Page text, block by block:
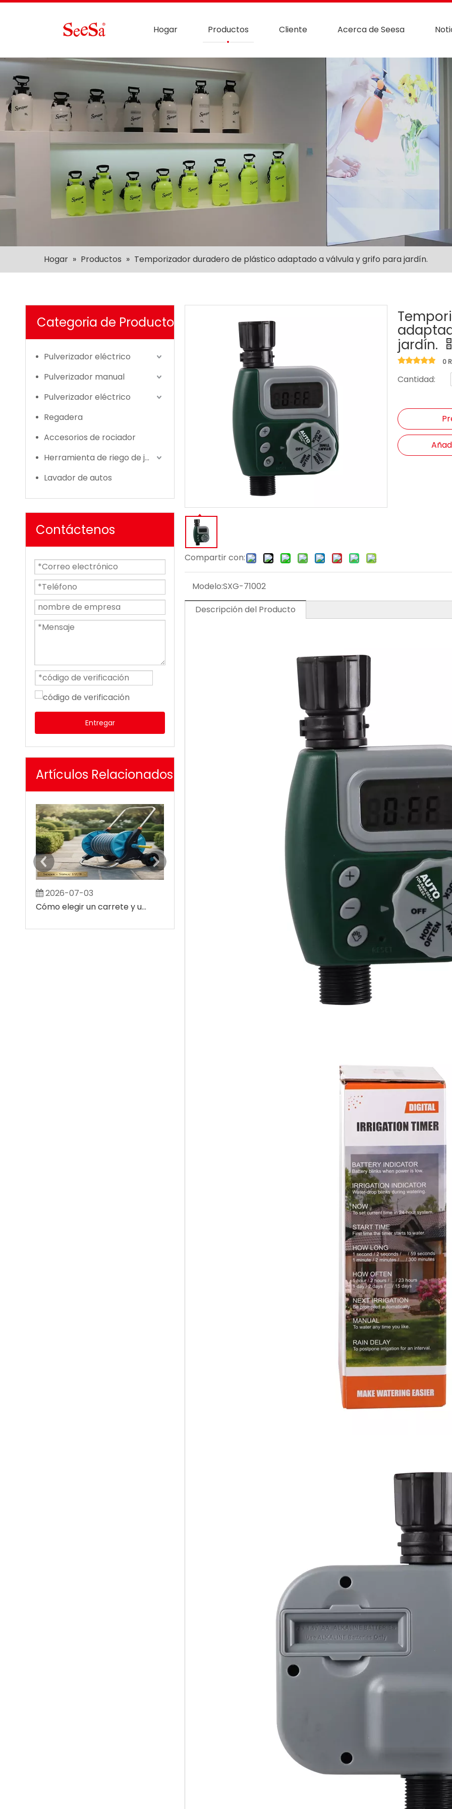
Hogar Productos Cliente Acerca de Seesa
Hogar » Productos » Temporizador duradero de plástico adaptado a válvula y grifo para jardín.
Categoria de Producto
Pulverizador eléctrico
Pulverizador manual
Pulverizador eléctrico
Regadera
Accesorios de rociador
Herramienta de riego de jardín
Lavador de autos
Contáctenos
Entregar
Artículos Relacionados
2026-07-03
Cómo elegir un carrete y un carrito para manguera de jardín: la guía definitiva para el comprador de balcones pequeños y jardines de villas grandes
Lindo pulverizador de gatillo | Pulverizador multifuncional premium que ahorra mano de obra para hogar y jardinería
Compartir con:
jardín.
0
Cantidad:
Modelo:SXG-71002
Descripción del Producto